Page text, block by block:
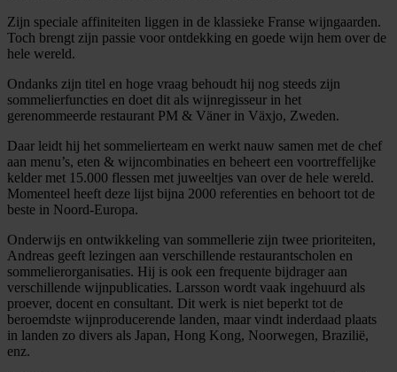
Zijn speciale affiniteiten liggen in de klassieke Franse wijngaarden.
Toch brengt zijn passie voor ontdekking en goede wijn hem over de
hele wereld.
Ondanks zijn titel en hoge vraag behoudt hij nog steeds zijn
sommelierfuncties en doet dit als wijnregisseur in het
gerenommeerde restaurant PM & Väner in Växjo, Zweden.
Daar leidt hij het sommelierteam en werkt nauw samen met de chef
aan menu’s, eten & wijncombinaties en beheert een voortreffelijke
kelder met 15.000 flessen met juweeltjes van over de hele wereld.
Momenteel heeft deze lijst bijna 2000 referenties en behoort tot de
beste in Noord-Europa.
Onderwijs en ontwikkeling van sommellerie zijn twee prioriteiten,
Andreas geeft lezingen aan verschillende restaurantscholen en
sommelierorganisaties. Hij is ook een frequente bijdrager aan
verschillende wijnpublicaties. Larsson wordt vaak ingehuurd als
proever, docent en consultant. Dit werk is niet beperkt tot de
beroemdste wijnproducerende landen, maar vindt inderdaad plaats
in landen zo divers als Japan, Hong Kong, Noorwegen, Brazilië,
enz.